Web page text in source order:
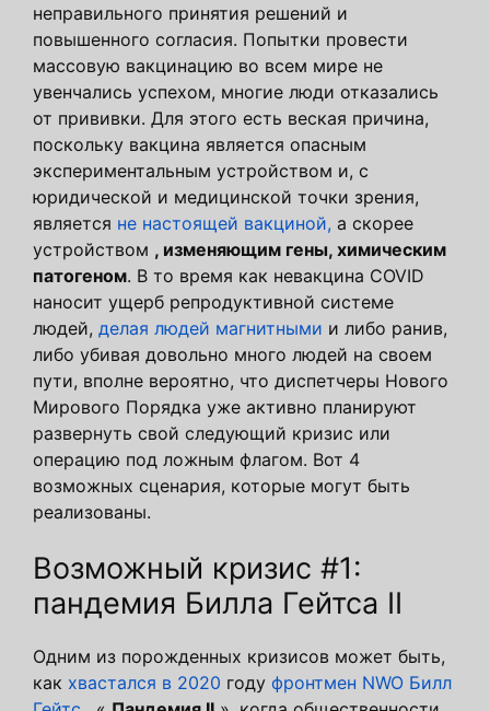
неправильного принятия решений и
повышенного согласия. Попытки провести
массовую вакцинацию во всем мире не
увенчались успехом, многие люди отказались
от прививки. Для этого есть веская причина,
поскольку вакцина является опасным
экспериментальным устройством и, с
юридической и медицинской точки зрения,
является не настоящей вакциной, а скорее
устройством , изменяющим гены, химическим
патогеном. В то время как невакцина COVID
наносит ущерб репродуктивной системе
людей, делая людей магнитными и либо ранив,
либо убивая довольно много людей на своем
пути, вполне вероятно, что диспетчеры Нового
Мирового Порядка уже активно планируют
развернуть свой следующий кризис или
операцию под ложным флагом. Вот 4
возможных сценария, которые могут быть
реализованы.
Возможный кризис #1:
пандемия Билла Гейтса II
Одним из порожденных кризисов может быть,
как хвастался в 2020 году фронтмен NWO Билл